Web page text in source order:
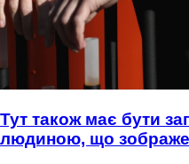
Тут також має бути
людиною, що